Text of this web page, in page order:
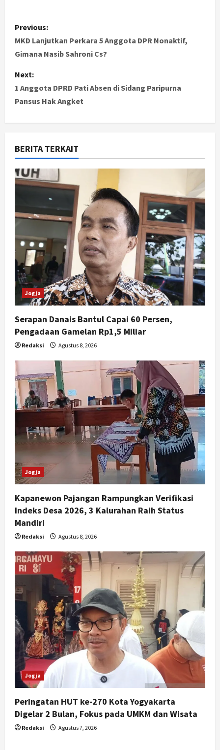
P
o
t
n
a
v
i
g
a
t
i
o
n
Previous:
MKD Lanjutkan Perkara 5 Anggota DPR Nonaktif,
Gimana Nasib Sahroni Cs?
Next:
1 Anggota DPRD Pati Absen di Sidang Paripurna
Pansus Hak Angket
BERITA TERKAIT
Jogja
Serapan Danais Bantul Capai 60 Persen,
Pengadaan Gamelan Rp1,5 Miliar
Redaksi Agustus 8, 2026
Jogja
Kapanewon Pajangan Rampungkan Verifikasi
Indeks Desa 2026, 3 Kalurahan Raih Status
Mandiri
Redaksi Agustus 8, 2026
Jogja
Peringatan HUT ke-270 Kota Yogyakarta
Digelar 2 Bulan, Fokus pada UMKM dan Wisata
Redaksi Agustus 7, 2026